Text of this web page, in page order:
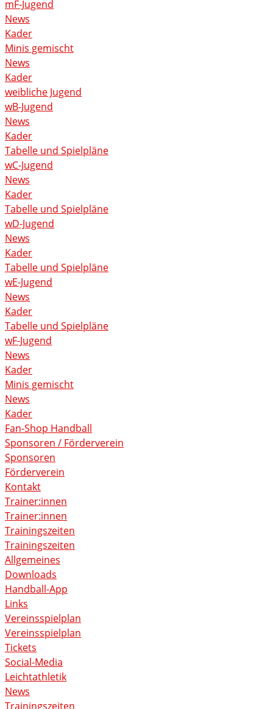
mF-Jugend
News
Kader
Minis gemischt
News
Kader
weibliche Jugend
wB-Jugend
News
Kader
Tabelle und Spielpläne
wC-Jugend
News
Kader
Tabelle und Spielpläne
wD-Jugend
News
Kader
Tabelle und Spielpläne
wE-Jugend
News
Kader
Tabelle und Spielpläne
wF-Jugend
News
Kader
Minis gemischt
News
Kader
Fan-Shop Handball
Sponsoren / Förderverein
Sponsoren
Förderverein
Kontakt
Trainer:innen
Trainer:innen
Trainingszeiten
Trainingszeiten
Allgemeines
Downloads
Handball-App
Links
Vereinsspielplan
Vereinsspielplan
Tickets
Social-Media
Leichtathletik
News
Trainingszeiten